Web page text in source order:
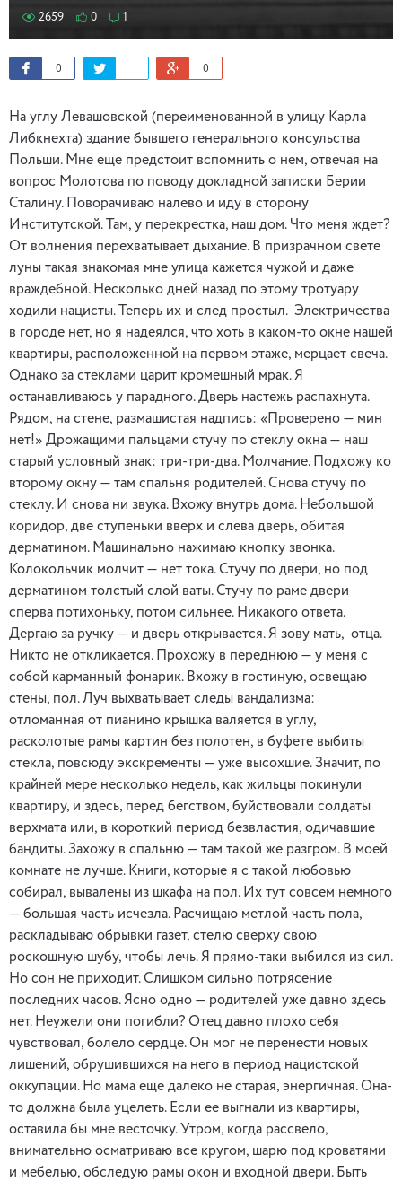
2659 0 1
0 0
На углу Левашовской (переименованной в улицу Карла
Либкнехта) здание бывшего генерального консульства
Польши. Мне еще предстоит вспомнить о нем, отвечая на
вопрос Молотова по поводу докладной записки Берии
Сталину. Поворачиваю налево и иду в сторону
Институтской. Там, у перекрестка, наш дом. Что меня ждет?
От волнения перехватывает дыхание. В призрачном свете
луны такая знакомая мне улица кажется чужой и даже
враждебной. Несколько дней назад по этому тротуару
ходили нацисты. Теперь их и след простыл. Электричества
в городе нет, но я надеялся, что хоть в каком-то окне нашей
квартиры, расположенной на первом этаже, мерцает свеча.
Однако за стеклами царит кромешный мрак. Я
останавливаюсь у парадного. Дверь настежь распахнута.
Рядом, на стене, размашистая надпись: «Проверено — мин
нет!» Дрожащими пальцами стучу по стеклу окна — наш
старый условный знак: три-три-два. Молчание. Подхожу ко
второму окну — там спальня родителей. Снова стучу по
стеклу. И снова ни звука. Вхожу внутрь дома. Небольшой
коридор, две ступеньки вверх и слева дверь, обитая
дерматином. Машинально нажимаю кнопку звонка.
Колокольчик молчит — нет тока. Стучу по двери, но под
дерматином толстый слой ваты. Стучу по раме двери
сперва потихоньку, потом сильнее. Никакого ответа.
Дергаю за ручку — и дверь открывается. Я зову мать, отца.
Никто не откликается. Прохожу в переднюю — у меня с
собой карманный фонарик. Вхожу в гостиную, освещаю
стены, пол. Луч выхватывает следы вандализма:
отломанная от пианино крышка валяется в углу,
расколотые рамы картин без полотен, в буфете выбиты
стекла, повсюду экскременты — уже высохшие. Значит, по
крайней мере несколько недель, как жильцы покинули
квартиру, и здесь, перед бегством, буйствовали солдаты
верхмата или, в короткий период безвластия, одичавшие
бандиты. Захожу в спальню — там такой же разгром. В моей
комнате не лучше. Книги, которые я с такой любовью
собирал, вывалены из шкафа на пол. Их тут совсем немного
— большая часть исчезла. Расчищаю метлой часть пола,
раскладываю обрывки газет, стелю сверху свою
роскошную шубу, чтобы лечь. Я прямо-таки выбился из сил.
Но сон не приходит. Слишком сильно потрясение
последних часов. Ясно одно — родителей уже давно здесь
нет. Неужели они погибли? Отец давно плохо себя
чувствовал, болело сердце. Он мог не перенести новых
лишений, обрушившихся на него в период нацистской
оккупации. Но мама еще далеко не старая, энергичная. Она-
то должна была уцелеть. Если ее выгнали из квартиры,
оставила бы мне весточку. Утром, когда рассвело,
внимательно осматриваю все кругом, шарю под кроватями
и мебелью, обследую рамы окон и входной двери. Быть